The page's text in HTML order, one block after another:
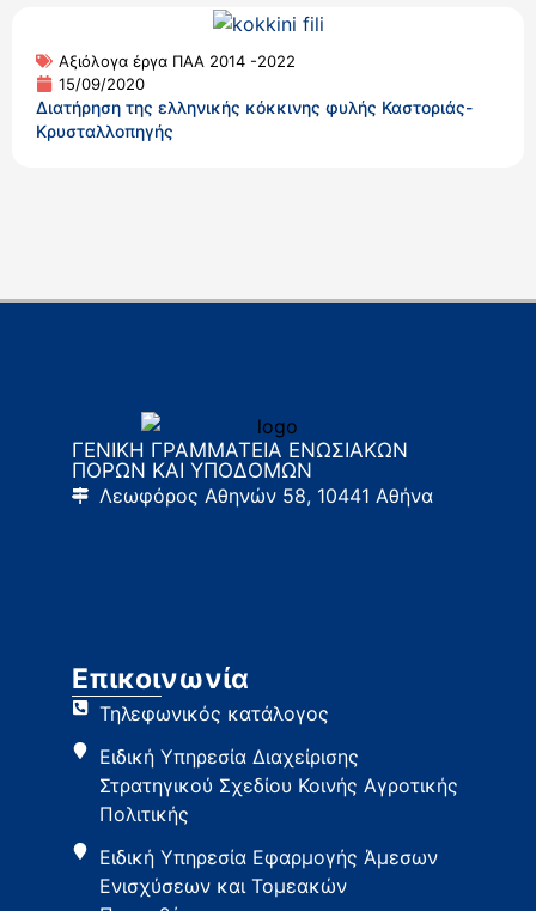
Αξιόλογα έργα ΠΑΑ 2014 -2022
15/09/2020
Διατήρηση της ελληνικής κόκκινης φυλής Καστοριάς-
Κρυσταλλοπηγής
ΓΕΝΙΚΗ ΓΡΑΜΜΑΤΕΙΑ ΕΝΩΣΙΑΚΩΝ
ΠΟΡΩΝ ΚΑΙ ΥΠΟΔΟΜΩΝ
Λεωφόρος Αθηνών 58, 10441 Αθήνα
Επικοινωνία
Τηλεφωνικός κατάλογος
Ειδική Υπηρεσία Διαχείρισης
Στρατηγικού Σχεδίου Κοινής Αγροτικής
Πολιτικής
Ειδική Υπηρεσία Εφαρμογής Άμεσων
Ενισχύσεων και Τομεακών